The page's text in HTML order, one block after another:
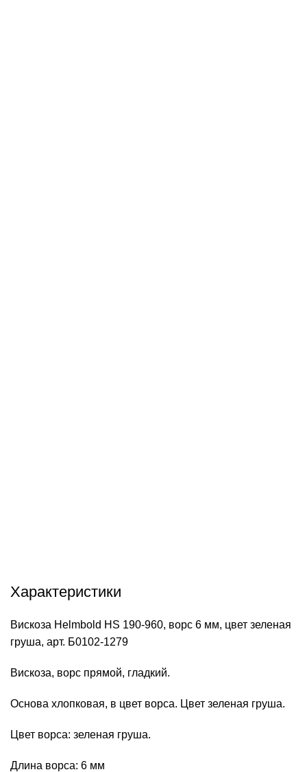
Характеристики
Вискоза Helmbold HS 190-960, ворс 6 мм, цвет зеленая
груша, арт. Б0102-1279
Вискоза, ворс прямой, гладкий.
Основа хлопковая, в цвет ворса. Цвет зеленая груша.
Цвет ворса: зеленая груша.
Длина ворса: 6 мм